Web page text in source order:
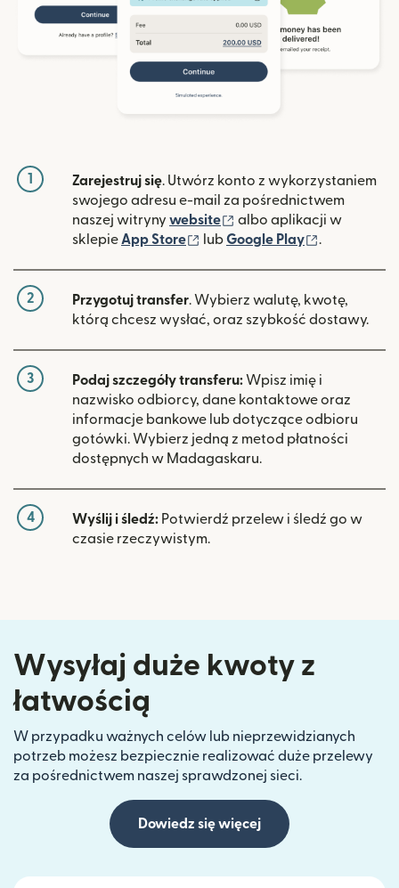
1 Zarejestruj się. Utwórz konto z wykorzystaniem
swojego adresu e-mail za pośrednictwem
naszej witryny website (otwiera się w nowym
albo aplikacji w
sklepie App Store (otwiera się w nowym oknie)
lubGoogle Play .
2 Przygotuj transfer. Wybierz walutę, kwotę,
którą chcesz wysłać, oraz szybkość dostawy.
3 Podaj szczegóły transferu: Wpisz imię i
nazwisko odbiorcy, dane kontaktowe oraz
informacje bankowe lub dotyczące odbioru
gotówki. Wybierz jedną z metod płatności
dostępnych w Madagaskaru.
4 Wyślij i śledź: Potwierdź przelew i śledź go w
czasie rzeczywistym.
Wysyłaj duże kwoty z
łatwością
W przypadku ważnych celów lub nieprzewidzianych
potrzeb możesz bezpiecznie realizować duże przelewy
za pośrednictwem naszej sprawdzonej sieci.
Dowiedz się więcej